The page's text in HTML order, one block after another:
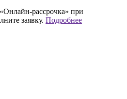
рассрочка» при
заявку. Подробнее